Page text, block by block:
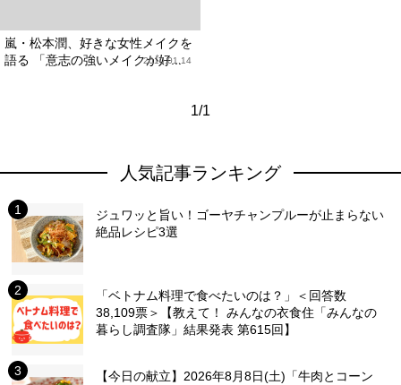
嵐・松本潤、好きな女性メイクを
語る 「意志の強いメイクが好...
2010.01.14
1/1
人気記事ランキング
ジュワッと旨い！ゴーヤチャンプルーが止まらない
絶品レシピ3選
「ベトナム料理で食べたいのは？」＜回答数
38,109票＞【教えて！ みんなの衣食住「みんなの
暮らし調査隊」結果発表 第615回】
【今日の献立】2026年8月8日(土)「牛肉とコーン